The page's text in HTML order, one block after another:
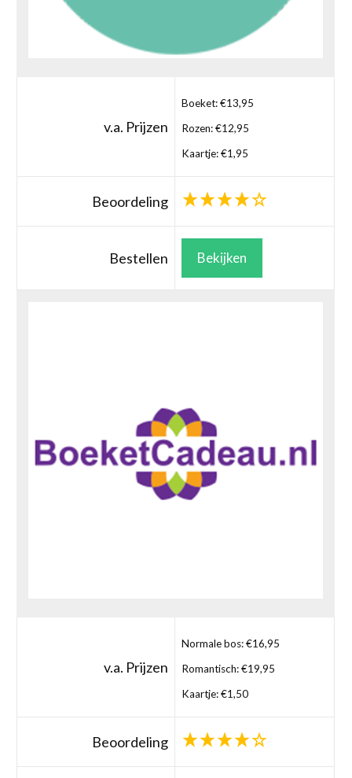
v.a. Prijzen
Boeket: €13,95
Rozen: €12,95
Kaartje: €1,95
Beoordeling
Bestellen Bekijken
v.a. Prijzen
Normale bos: €16,95
Romantisch: €19,95
Kaartje: €1,50
Beoordeling